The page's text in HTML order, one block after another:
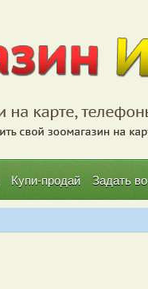
Купи-продай Задать